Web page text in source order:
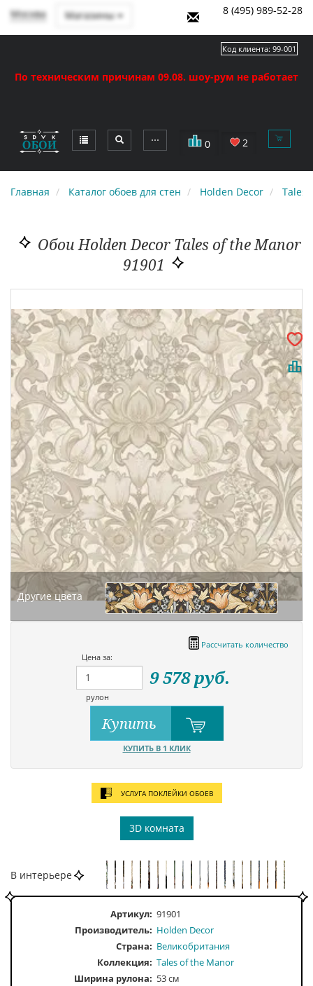
Москва Магазины 8 (495) 989-52-28
По техническим причинам 09.08. шоу-рум не работает
⋯ 0 2
Код клиента: 99-001
Главная Каталог обоев для стен Holden Decor Tales
Обои Holden Decor Tales of the Manor
91901
Другие цвета
Рассчитать количество
Цена за:
рулон
9 578руб.
Купить
КУПИТЬ В 1 КЛИК
УСЛУГА ПОКЛЕЙКИ ОБОЕВ
3D комната
В интерьере
Артикул: 91901
Производитель: Holden Decor
Страна: Великобритания
Коллекция: Tales of the Manor
Ширина рулона: 53 см